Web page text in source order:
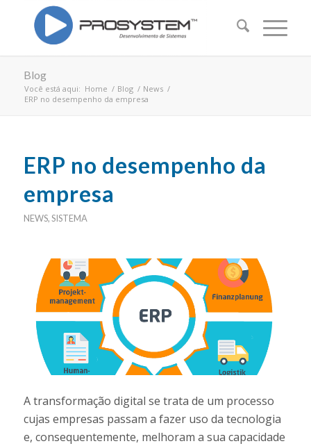
Blog
Você está aqui: Home / Blog / News /
ERP no desempenho da empresa
ERP no desempenho da
empresa
NEWS,SISTEMA
A transformação digital se trata de um processo
cujas empresas passam a fazer uso da tecnologia
e, consequentemente, melhoram a sua capacidade